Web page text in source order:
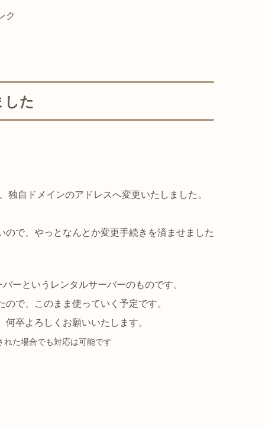
ク
た
自ドメインのアドレスへ変更いたしました。
で、やっとなんとか変更手続きを済ませました
ーというレンタルサーバーのものです。
で、このまま使っていく予定です。
卒よろしくお願いいたします。
た場合でも対応は可能です